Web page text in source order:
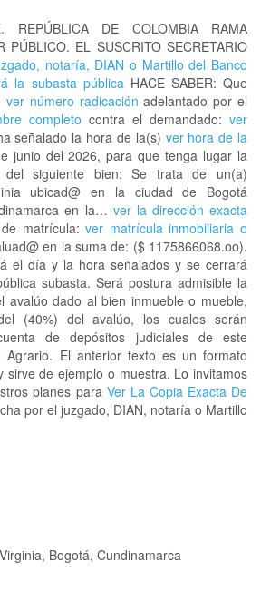
REPÚBLICA DE COLOMBIA RAMA
PÚBLICO. EL SUSCRITO SECRETARIO
notaría, DIAN o Martillo del Banco
la subasta públicaHACE SABER: Que
ver número radicación adelantado por el
completo contra el demandado: ver
señalado la hora de la(s) ver hora de la
junio del 2026, para que tenga lugar la
del siguiente bien: Se trata de un(a)
ubicad@ en la ciudad de Bogotá
en la… ver la dirección exacta
de matrícula:ver matrícula inmobiliaria o
en la suma de: ($ 1175866068.oo).
el día y la hora señalados y se cerrará
subasta. Será postura admisible la
avalúo dado al bien inmueble o mueble,
(40%) del avalúo, los cuales serán
de depósitos judiciales de este
Agrario. El anterior texto es un formato
sirve de ejemplo o muestra. Lo invitamos
planes para Ver La Copia Exacta De
por el juzgado, DIAN, notaría o Martillo
Bogotá, Cundinamarca